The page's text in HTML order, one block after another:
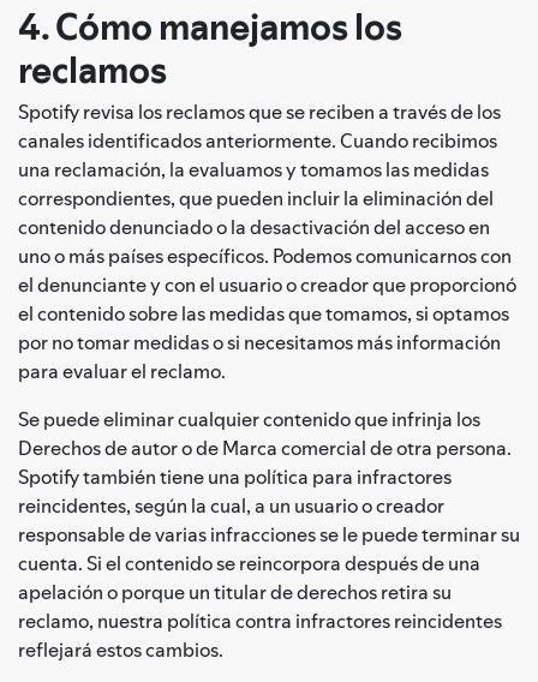
4. Cómo manejamos los
reclamos
Spotify revisa los reclamos que se reciben a través de los
canales identificados anteriormente. Cuando recibimos
una reclamación, la evaluamos y tomamos las medidas
correspondientes, que pueden incluir la eliminación del
contenido denunciado o la desactivación del acceso en
uno o más países específicos. Podemos comunicarnos con
el denunciante y con el usuario o creador que proporcionó
el contenido sobre las medidas que tomamos, si optamos
por no tomar medidas o si necesitamos más información
para evaluar el reclamo.
Se puede eliminar cualquier contenido que infrinja los
Derechos de autor o de Marca comercial de otra persona.
Spotify también tiene una política para infractores
reincidentes, según la cual, a un usuario o creador
responsable de varias infracciones se le puede terminar su
cuenta. Si el contenido se reincorpora después de una
apelación o porque un titular de derechos retira su
reclamo, nuestra política contra infractores reincidentes
reflejará estos cambios.